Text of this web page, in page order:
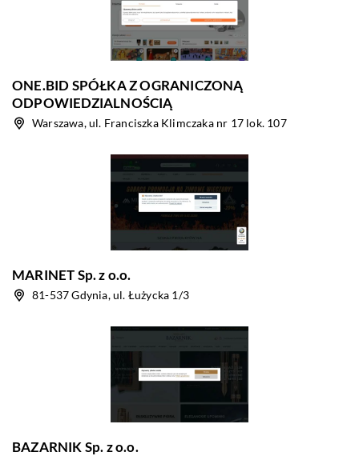
ONE.BID SPÓŁKA Z OGRANICZONĄ
ODPOWIEDZIALNOŚCIĄ
Warszawa, ul. Franciszka Klimczaka nr 17 lok. 107
MARINET Sp. z o.o.
81-537 Gdynia, ul. Łużycka 1/3
BAZARNIK Sp. z o.o.